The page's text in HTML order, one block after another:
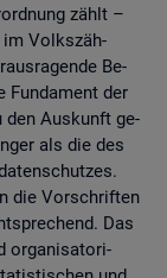
zählt –
im Volks­zäh­
Be­
Fun­da­ment der
den Aus­kunft ge­
als die des
die Vor­schrif­ten
Das
or­ga­ni­sa­to­ri­